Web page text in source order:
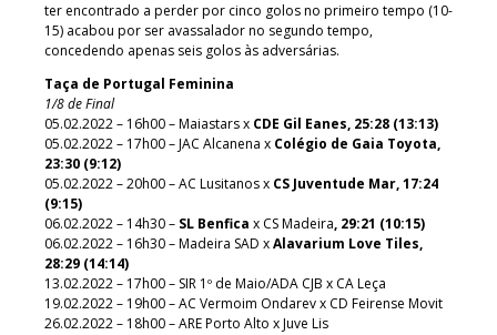
ter encontrado a perder por cinco golos no primeiro tempo (10-
15) acabou por ser avassalador no segundo tempo,
concedendo apenas seis golos às adversárias.
Taça de Portugal Feminina
1/8 de Final
05.02.2022 – 16h00 – Maiastars x CDE Gil Eanes, 25:28 (13:13)
05.02.2022 – 17h00 – JAC Alcanena x Colégio de Gaia Toyota,
23:30 (9:12)
05.02.2022 – 20h00 – AC Lusitanos x CS Juventude Mar, 17:24
(9:15)
06.02.2022 – 14h30 – SL Benfica x CS Madeira, 29:21 (10:15)
06.02.2022 – 16h30 – Madeira SAD xAlavarium Love Tiles,
28:29 (14:14)
13.02.2022 – 17h00 – SIR 1º de Maio/ADA CJB x CA Leça
19.02.2022 – 19h00 – AC Vermoim Ondarev x CD Feirense Movit
26.02.2022 – 18h00 – ARE Porto Alto x Juve Lis